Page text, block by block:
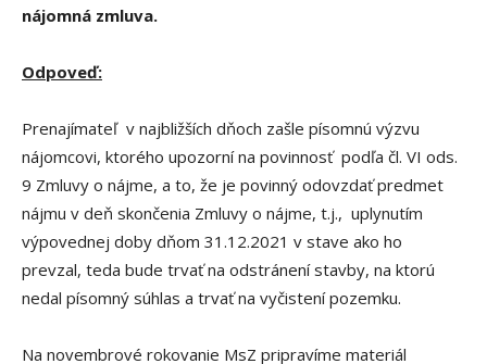
nájomná zmluva.
Odpoveď:
Prenajímateľ v najbližších dňoch zašle písomnú výzvu
nájomcovi, ktorého upozorní na povinnosť podľa čl. VI ods.
9 Zmluvy o nájme, a to, že je povinný odovzdať predmet
nájmu v deň skončenia Zmluvy o nájme, t.j., uplynutím
výpovednej doby dňom 31.12.2021 v stave ako ho
prevzal, teda bude trvať na odstránení stavby, na ktorú
nedal písomný súhlas a trvať na vyčistení pozemku.
Na novembrové rokovanie MsZ pripravíme materiál